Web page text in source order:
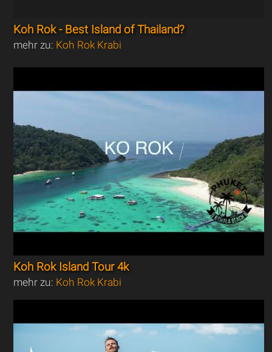
Koh Rok - Best Island of Thailand?
mehr zu: Koh Rok Krabi
Koh Rok Island Tour 4k
mehr zu: Koh Rok Krabi